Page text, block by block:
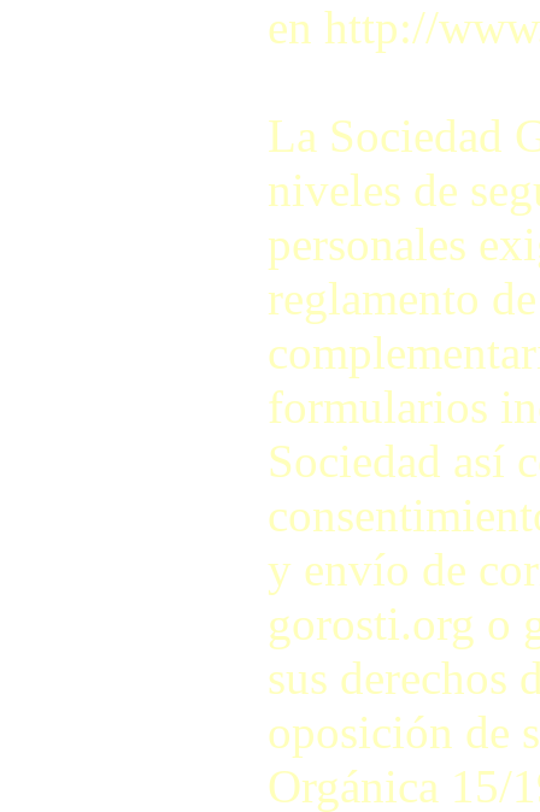
en http://
La Sociedad
niveles de
personales
reglamento
formularios
Sociedad así
y envío de
gorosti.org o
sus derechos
oposición de
Orgánica 15/